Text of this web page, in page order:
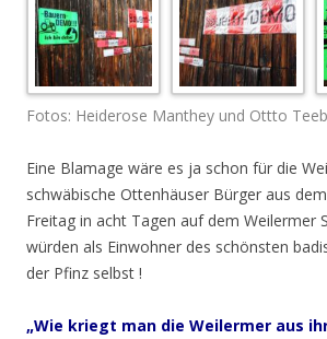
Fotos: Heiderose Manthey und Ottto
Eine Blamage wäre es ja schon für die
schwäbische Ottenhäuser Bürger aus
Freitag in acht Tagen auf dem Weilermer
würden als Einwohner des schönsten
der Pfinz selbst !
„Wie kriegt man die Weilermer aus